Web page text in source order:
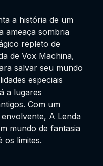
a história de um
ameaça sombria
repleto de
de Vox Machina,
salvar seu mundo
especiais
a lugares
Com um
A Lenda
mundo de fantasia
os limites.